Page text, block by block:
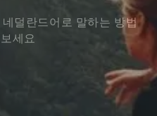
덜란드어로 말하는 방법
세요